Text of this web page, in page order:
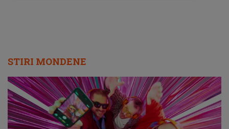
STIRI MONDENE